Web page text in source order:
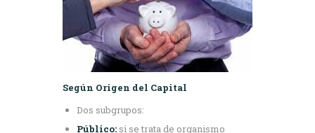
Según Origen del Capital
Dos subgrupos:
Público:si se trata de organismo